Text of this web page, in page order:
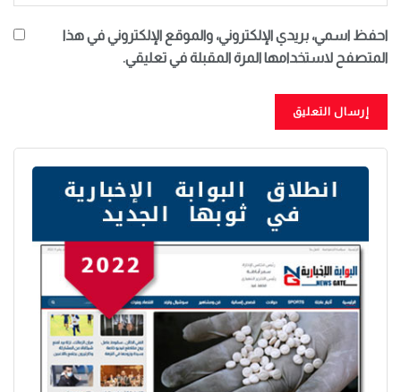
احفظ اسمي، بريدي الإلكتروني، والموقع الإلكتروني في هذا
المتصفح لاستخدامها المرة المقبلة في تعليقي.